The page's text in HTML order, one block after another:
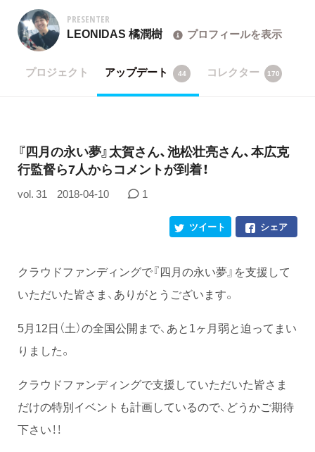
PRESENTER
LEONIDAS 橘潤樹 プロフィールを表示
プロジェクト アップデート 44 コレクター 170
『四月の永い夢』太賀さん、池松壮亮さん、本広克
行監督ら7人からコメントが到着！
vol. 31 2018-04-10 1
シェア
ツイート
クラウドファンディングで『四月の永い夢』を支援して
いただいた皆さま、ありがとうございます。
5月12日（土）の全国公開まで、あと1ヶ月弱と迫ってまい
りました。
クラウドファンディングで支援していただいた皆さま
だけの特別イベントも計画しているので、どうかご期待
下さい！！